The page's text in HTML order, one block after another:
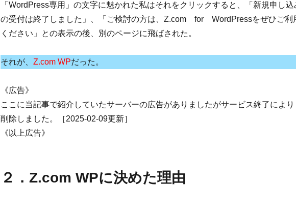
「WordPress専用」の文字に魅かれた私はそれをクリックすると、「新規申し込
の受付は終了しました」、「ご検討の方は、Z.com for WordPressをぜひご利
ください」との表示の後、別のページに飛ばされた。
それが、 Z.com WPだった。
《広告》
ここに当記事で紹介していたサーバーの広告がありましたがサービス終了により
削除しました。［2025-02-09更新］
《以上広告》
２．Z.com WPに決めた理由